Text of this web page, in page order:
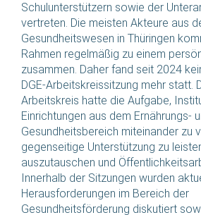
Schulunterstützern sowie der
vertreten. Die meisten Akteure aus
Gesundheitswesen in Thüringen
Rahmen regelmäßig zu einem
zusammen. Daher fand seit 2024
DGE-Arbeitskreissitzung mehr statt.
Arbeitskreis hatte die Aufgabe,
Einrichtungen aus dem Ernährungs-
Gesundheitsbereich miteinander zu
gegenseitige Unterstützung zu
auszutauschen und
Innerhalb der Sitzungen wurden
Herausforderungen im Bereich der
Gesundheitsförderung diskutiert